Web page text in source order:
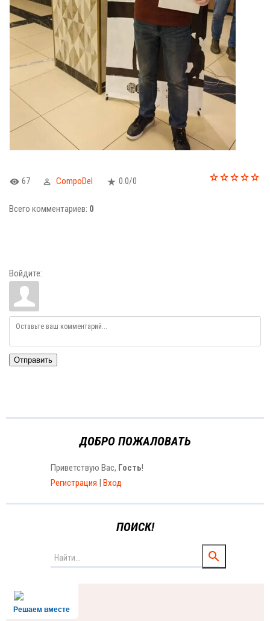
67 CompoDel 0.0/0
Всего комментариев: 0
Войдите:
Отправить
ДОБРО ПОЖАЛОВАТЬ
Приветствую Вас, Гость!
Регистрация | Вход
ПОИСК!
Решаем вместе